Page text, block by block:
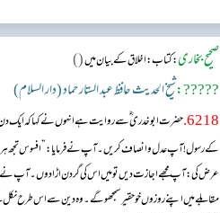
صحیح بخاری:کتاب: اخلاق کے بیان میں()
?????:شیخ الحدیث حافظ عبد الستار حماد (دار السلام)
6218.حضرت ابو خدری ؓ سے روایت ہے انہوں نے کہا کہ ایک دن
کے رسول! آپ عدل وانصاف کریں۔ آپ نے فرمایا: ”افسوس تجھ ہر!
عرض کی: آپ مجھے اجازت دیں تو میں اس کی گردن اڑا دوں۔ آپ نے
مقابلے میں اپنے روزوں خو حقیر سمجھو گے۔ وہ دین سے اس طرح